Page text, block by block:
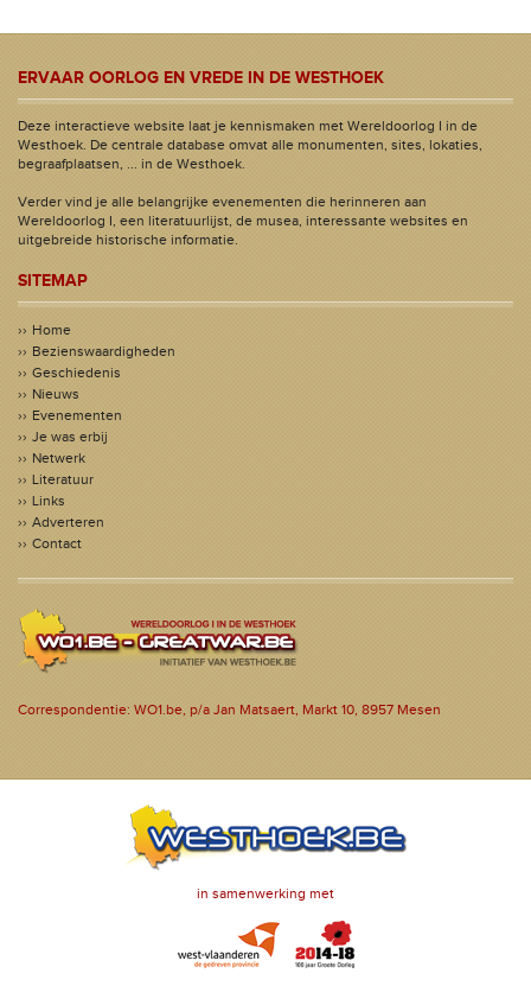
ERVAAR OORLOG EN VREDE IN DE WESTHOEK
Deze interactieve website laat je kennismaken met Wereldoorlog I in de
Westhoek. De centrale database omvat alle monumenten, sites, lokaties,
begraafplaatsen, ... in de Westhoek.
Verder vind je alle belangrijke evenementen die herinneren aan
Wereldoorlog I, een literatuurlijst, de musea, interessante websites en
uitgebreide historische informatie.
SITEMAP
Home
Bezienswaardigheden
Geschiedenis
Nieuws
Evenementen
Je was erbij
Netwerk
Literatuur
Links
Adverteren
Contact
Correspondentie: WO1.be, p/a Jan Matsaert, Markt 10, 8957 Mesen
in samenwerking met